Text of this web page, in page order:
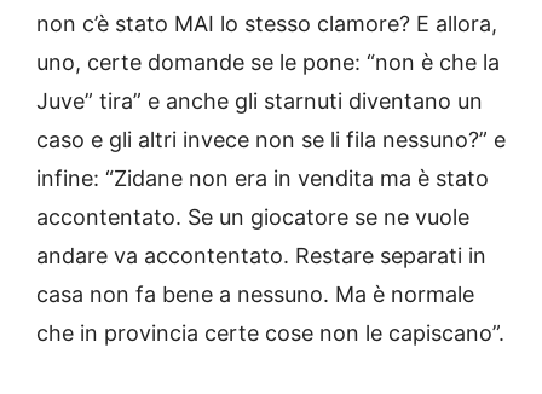
non c’è stato MAI lo stesso clamore? E allora,
uno, certe domande se le pone: “non è che la
Juve” tira” e anche gli starnuti diventano un
caso e gli altri invece non se li fila nessuno?” e
infine: “Zidane non era in vendita ma è stato
accontentato. Se un giocatore se ne vuole
andare va accontentato. Restare separati in
casa non fa bene a nessuno. Ma è normale
che in provincia certe cose non le capiscano”.